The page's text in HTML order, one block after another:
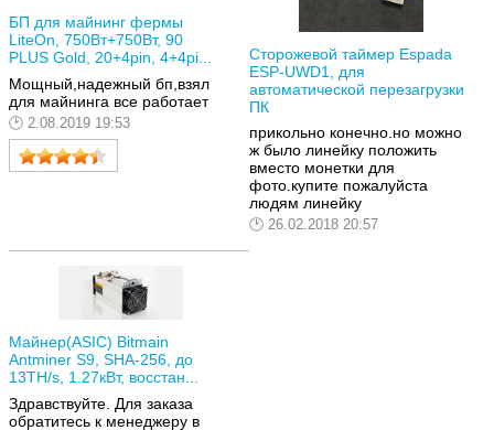
БП для майнинг фермы
LiteOn, 750Вт+750Вт, 90
PLUS Gold, 20+4pin, 4+4pi...
Мощный,надежный бп,взял
для майнинга все работает
2.08.2019 19:53
Сторожевой таймер Espada
ESP-UWD1, для
автоматической перезагрузки
ПК
прикольно конечно.но можно
ж было линейку положить
вместо монетки для
фото.купите пожалуйста
людям линейку
26.02.2018 20:57
Майнер(ASIC) Bitmain
Antminer S9, SHA-256, до
13TH/s, 1.27кВт, восстан...
Здравствуйте. Для заказа
обратитесь к менеджеру в